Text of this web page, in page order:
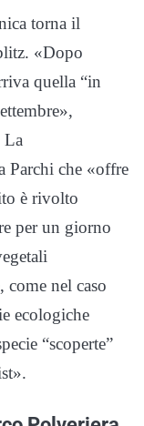
torna il
«Dopo
quella “in
La
Parchi che «offre
è rivolto
per un giorno
come nel caso
ecologiche
“scoperte”